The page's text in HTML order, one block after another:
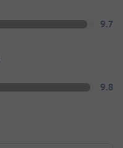
9.7
9.8